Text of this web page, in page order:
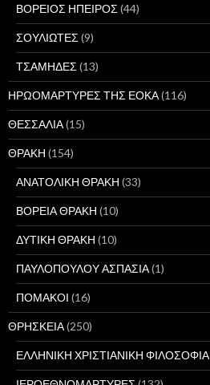
ΒΟΡΕΙΟΣ ΗΠΕΙΡΟΣ (44)
ΣΟΥΛΙΩΤΕΣ (9)
ΤΣΑΜΗΔΕΣ (13)
ΗΡΩΟΜΑΡΤΥΡΕΣ ΤΗΣ ΕΟΚΑ(116)
ΘΕΣΣΑΛΙΑ(15)
ΘΡΑΚΗ (154)
ΑΝΑΤΟΛΙΚΗ ΘΡΑΚΗ (33)
ΒΟΡΕΙΑ ΘΡΑΚΗ (10)
ΔΥΤΙΚΗ ΘΡΑΚΗ (10)
ΠΑΥΛΟΠΟΥΛΟΥ ΑΣΠΑΣΙΑ(1)
ΠΟΜΑΚΟΙ (16)
ΘΡΗΣΚΕΙΑ(250)
ΕΛΛΗΝΙΚΗ ΧΡΙΣΤΙΑΝΙΚΗ ΦΙΛΟΣΟΦΙΑ